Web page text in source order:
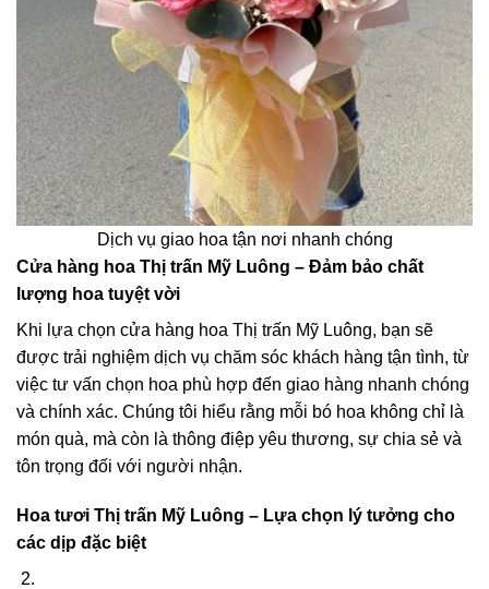
Dịch vụ giao hoa tận nơi nhanh chóng
Cửa hàng hoa Thị trấn Mỹ Luông – Đảm bảo chất
lượng hoa tuyệt vời
Khi lựa chọn cửa hàng hoa Thị trấn Mỹ Luông, bạn sẽ
được trải nghiệm dịch vụ chăm sóc khách hàng tận tình, từ
việc tư vấn chọn hoa phù hợp đến giao hàng nhanh chóng
và chính xác. Chúng tôi hiểu rằng mỗi bó hoa không chỉ là
món quà, mà còn là thông điệp yêu thương, sự chia sẻ và
tôn trọng đối với người nhận.
Hoa tươi Thị trấn Mỹ Luông – Lựa chọn lý tưởng cho
các dịp đặc biệt